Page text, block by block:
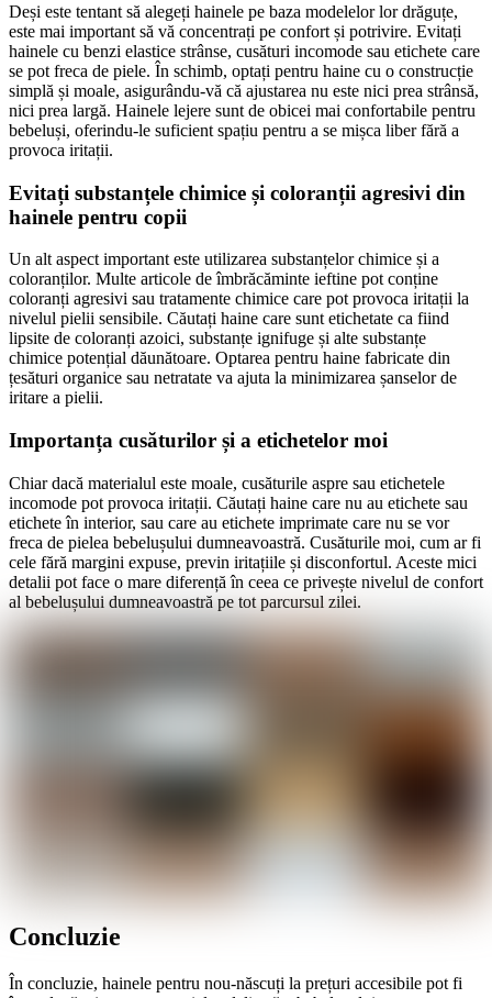
Deși este tentant să alegeți hainele pe baza modelelor lor drăguțe,
este mai important să vă concentrați pe confort și potrivire. Evitați
hainele cu benzi elastice strânse, cusături incomode sau etichete care
se pot freca de piele. În schimb, optați pentru haine cu o construcție
simplă și moale, asigurându-vă că ajustarea nu este nici prea strânsă,
nici prea largă. Hainele lejere sunt de obicei mai confortabile pentru
bebeluși, oferindu-le suficient spațiu pentru a se mișca liber fără a
provoca iritații.
Evitați substanțele chimice și coloranții agresivi din
hainele pentru copii
Un alt aspect important este utilizarea substanțelor chimice și a
coloranților. Multe articole de îmbrăcăminte ieftine pot conține
coloranți agresivi sau tratamente chimice care pot provoca iritații la
nivelul pielii sensibile. Căutați haine care sunt etichetate ca fiind
lipsite de coloranți azoici, substanțe ignifuge și alte substanțe
chimice potențial dăunătoare. Optarea pentru haine fabricate din
țesături organice sau netratate va ajuta la minimizarea șanselor de
iritare a pielii.
Importanța cusăturilor și a etichetelor moi
Chiar dacă materialul este moale, cusăturile aspre sau etichetele
incomode pot provoca iritații. Căutați haine care nu au etichete sau
etichete în interior, sau care au etichete imprimate care nu se vor
freca de pielea bebelușului dumneavoastră. Cusăturile moi, cum ar fi
cele fără margini expuse, previn iritațiile și disconfortul. Aceste mici
detalii pot face o mare diferență în ceea ce privește nivelul de confort
al bebelușului dumneavoastră pe tot parcursul zilei.
Concluzie
În concluzie, hainele pentru nou-născuți la prețuri accesibile pot fi